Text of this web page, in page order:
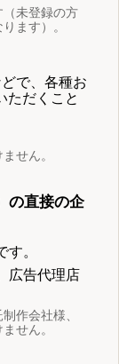
未登録の方
ます）。
で、各種お
ただくこと
せん。
の直接の企
。
広告代理店
作会社様、
せん。